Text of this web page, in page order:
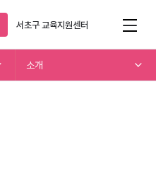
서초구교육지원센터
소개